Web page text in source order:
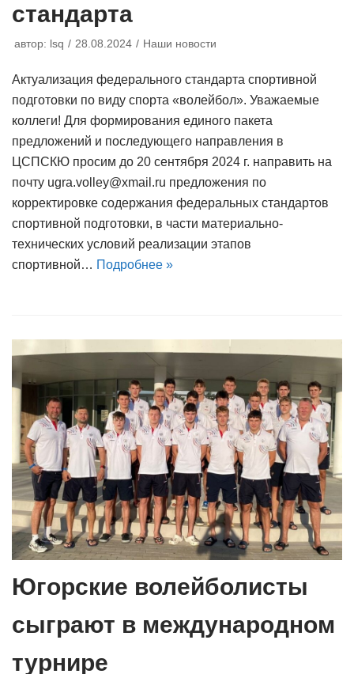
стандарта
автор: lsq 28.08.2024 Наши новости
Актуализация федерального стандарта спортивной
подготовки по виду спорта «волейбол». Уважаемые
коллеги! Для формирования единого пакета
предложений и последующего направления в
ЦСПСКЮ просим до 20 сентября 2024 г. направить на
почту ugra.volley@xmail.ru предложения по
корректировке содержания федеральных стандартов
спортивной подготовки, в части материально-
технических условий реализации этапов
спортивной… Подробнее »
Югорские волейболисты
сыграют в международном
турнире